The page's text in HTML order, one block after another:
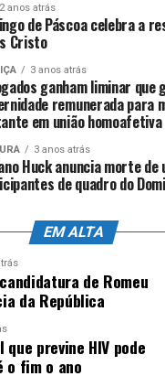
2 anos atrás
de Páscoa celebra a
Cristo
3 anos atrás
ganham liminar que
remunerada para
em união homoafetiva
3 anos atrás
Huck anuncia morte de
de quadro do
EM ALTA
de Romeu
da República
previne HIV pode
o fim o ano